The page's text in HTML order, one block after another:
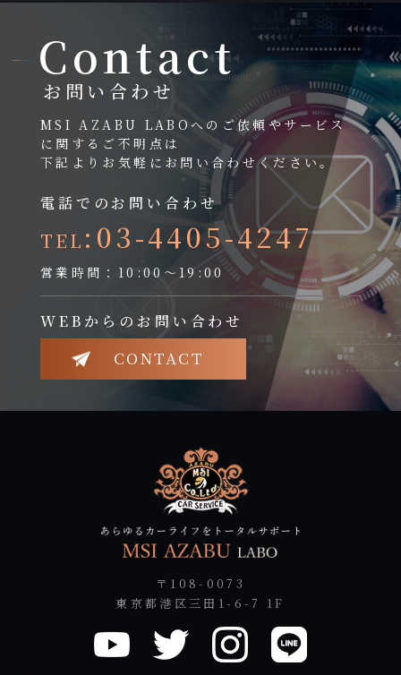
Contact
お問い合わせ
MSI AZABU LABOへのご依頼やサービス
に関するご不明点は
下記よりお気軽にお問い合わせください。
電話でのお問い合わせ
TEL :03-4405-4247
営業時間：10:00～19:00
WEBからのお問い合わせ
CONTACT
〒108-0073
東京都港区三田1-6-7 1F